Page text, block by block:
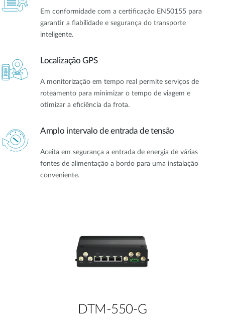
Em conformidade com a certificação EN50155 para
garantir a fiabilidade e segurança do transporte
inteligente.
Localização GPS
A monitorização em tempo real permite serviços de
roteamento para minimizar o tempo de viagem e
otimizar a eficiência da frota.
Amplo intervalo de entrada de tensão
Aceita em segurança a entrada de energia de várias
fontes de alimentação a bordo para uma instalação
conveniente.
DTM-550-G